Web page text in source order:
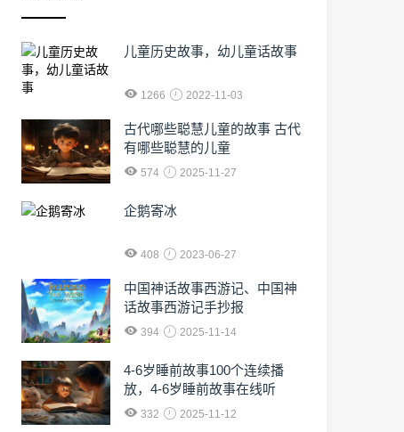
儿童历史故事，幼儿童话故事
1266 2022-11-03
古代哪些聪慧儿童的故事 古代
有哪些聪慧的儿童
574 2025-11-27
企鹅寄冰
408 2023-06-27
中国神话故事西游记、中国神
话故事西游记手抄报
394 2025-11-14
4-6岁睡前故事100个连续播
放，4-6岁睡前故事在线听
332 2025-11-12